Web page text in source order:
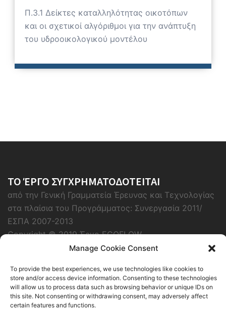
Manage Cookie Consent
To provide the best experiences, we use technologies like cookies to
store and/or access device information. Consenting to these technologies
will allow us to process data such as browsing behavior or unique IDs on
this site. Not consenting or withdrawing consent, may adversely affect
certain features and functions.
Π.3.1 Δείκτες καταλληλότητας οικοτόπων
και οι σχετικοί αλγόριθμοι για την ανάπτυξη
του υδροοικολογικού μοντέλου
ΤΟ ΈΡΓΟ ΣΥΓΧΡΗΜΑΤΟΔΟΤΕΙΤΑΙ
από την Γενική Γραμματεία Έρευνας και Τεχνολογίας
στα πλαίσια του Προγράμματος: Συνεργασία 2011/
ΕΣΠΑ 2007-2013
Copyright © 2019 Έργο ECOFLOW